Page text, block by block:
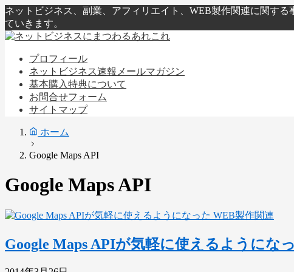
ネットビジネス、副業、アフィリエイト、WEB製作関連に関す
ていきます。
プロフィール
ネットビジネス速報メールマガジン
基本購入特典について
お問合せフォーム
サイトマップ
ホーム
Google Maps API
Google Maps API
WEB製作関連
Google Maps APIが気軽に使えるようにな